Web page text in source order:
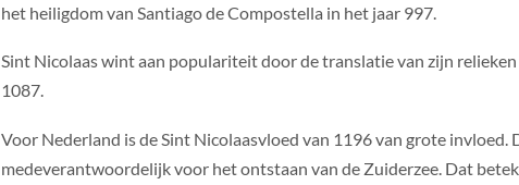
het heiligdom van Santiago de Compostella in het jaar 997.
Sint Nicolaas wint aan populariteit door de translatie van zijn
1087.
Voor Nederland is de Sint Nicolaasvloed van 1196 van grote invloed.
medeverantwoordelijk voor het ontstaan van de Zuiderzee. Dat